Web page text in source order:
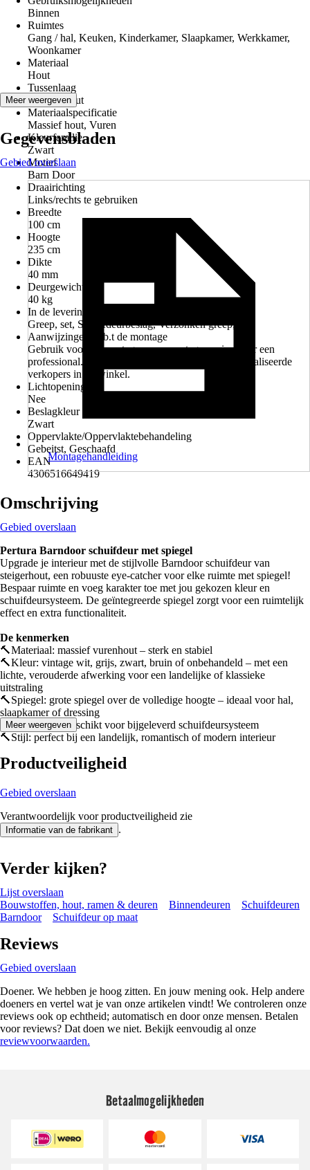
Binnen
Ruimtes
Gang / hal, Keuken, Kinderkamer, Slaapkamer, Werkkamer,
Woonkamer
Materiaal
Hout
Tussenlaag
Massief hout
Materiaalspecificatie
Massief hout, Vuren
Kleurfamilie
Zwart
Motief
Barn Door
Draairichting
Links/rechts te gebruiken
Breedte
100 cm
Hoogte
235 cm
Dikte
40 mm
Deurgewicht ca.
40 kg
In de levering inbegrepen
Greep, set, Schuifdeurbeslag, Verzonken greep, set
Aanwijzingen m.b.t de montage
Gebruik voor de montage onze montageservice door een
professional. Informeer vrijblijvend bij onze gespecialiseerde
verkopers in de winkel.
Lichtopening
Nee
Beslagkleur
Zwart
Oppervlakte/Oppervlaktebehandeling
Gebeitst, Geschaafd
EAN
4306516649419
Meer weergeven
Gegevensbladen
Gebied overslaan
Montagehandleiding
Omschrijving
Gebied overslaan
Pertura Barndoor schuifdeur met spiegel
Upgrade je interieur met de stijlvolle Barndoor schuifdeur van
steigerhout, een robuuste eye-catcher voor elke ruimte met spiegel!
Bespaar ruimte en voeg karakter toe met jou gekozen kleur en
schuifdeursysteem. De geïntegreerde spiegel zorgt voor een ruimtelijk
effect en extra functionaliteit.
De kenmerken
🔨Materiaal: massief vurenhout – sterk en stabiel
🔨Kleur: vintage wit, grijs, zwart, bruin of onbehandeld – met een
lichte, verouderde afwerking voor een landelijke of klassieke
uitstraling
🔨Spiegel: grote spiegel over de volledige hoogte – ideaal voor hal,
slaapkamer of dressing
🔨Toepassing: geschikt voor bijgeleverd schuifdeursysteem
🔨Stijl: perfect bij een landelijk, romantisch of modern interieur
Meer weergeven
Productveiligheid
Gebied overslaan
Verantwoordelijk voor productveiligheid zie
Informatie van de fabrikant .
Verder kijken?
Lijst overslaan
Bouwstoffen, hout, ramen & deuren
Binnendeuren
Schuifdeuren
Barndoor
Schuifdeur op maat
Reviews
Gebied overslaan
Doener. We hebben je hoog zitten. En jouw mening ook. Help andere
doeners en vertel wat je van onze artikelen vindt! We controleren onze
reviews ook op echtheid; automatisch en door onze mensen. Betalen
voor reviews? Dat doen we niet. Bekijk eenvoudig al onze
reviewvoorwaarden.
Betaalmogelijkheden